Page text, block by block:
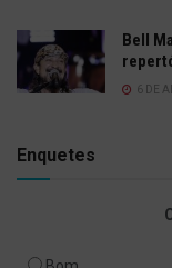
Bell
6 DE
Enquetes